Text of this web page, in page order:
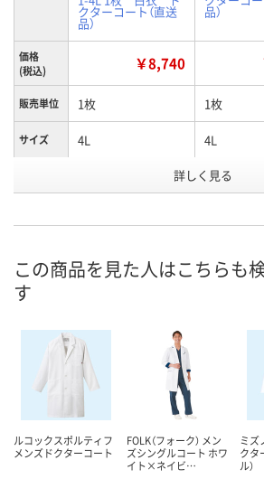
クターコート（直送
品）
品）
価格
(税込)
￥8,740
販売単位 1枚 1枚
サイズ 4L 4L
ダブル
HA45424 4006441
在庫 直送品 直送品
お届け日
数量
詳しく見る
この商品を見た人はこちらも
す
ルコックスポルティフ
メンズドクターコート
FOLK（フォーク） メン
ズシングルコート ホワ
イト×ネイビ…
ミ
クタ
ル）